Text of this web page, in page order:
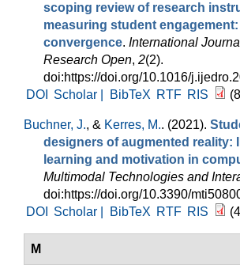
scoping review of research
measuring student
convergence. International
Research Open, 2(2).
doi:https://doi.org/10.1016/
DOI
Scholar | BibTeX RTF RIS
Buchner, J., & Kerres, M.. (2021).
designers of augmented reality:
learning and motivation in
Multimodal Technologies and
doi:https://doi.org/10.3390/
DOI
Scholar | BibTeX RTF RIS
M